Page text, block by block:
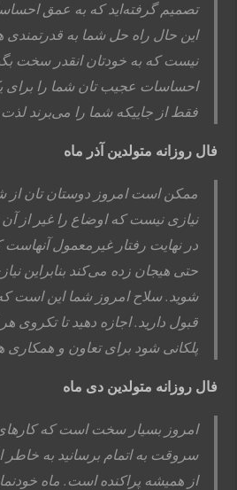
تصمیم گرفته‌اید که به عمق
این حال راه حل شما به
نیست که به خودتان انقدر سخت
احساسات عجیب تان شما را برای
فقط از جاییکه شما را می‌برند لذت
فال روزانه متولدین آذر ماه
ممکن است امروز دوستان تان از
نیازی نیست که اوضاع را غیر از
در نهایت رفتار غیرمعمول
حتی هیجان زده می‌کند بنابراین
شوید. سلاح امروز شما این است
قبول دارید. اجازه دهید تا تکروی
پلکانی شود برای تعاون و همكاری
فال روزانه متولدین دی ماه
امروز بسیار سخت است که کارهای
سروقت به اتمام برسانید به خاطر
از همیشه پراکنده است. ماه